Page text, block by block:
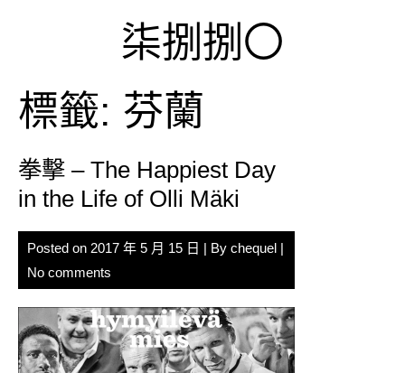
柒捌捌〇
標籤: 芬蘭
拳擊 – The Happiest Day
in the Life of Olli Mäki
Posted on 2017 年 5 月 15 日 | By chequel |
No comments